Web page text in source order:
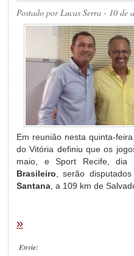
Postado porLucas Serra - 10 de
Em reunião nesta quinta-
do Vitória definiu que os
maio, e Sport Recife,
Brasileiro, serão
Santana, a 109 km de
»
Envie: